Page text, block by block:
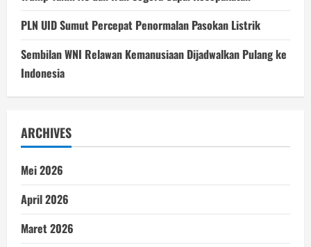
PLN UID Sumut Percepat Penormalan Pasokan Listrik
Sembilan WNI Relawan Kemanusiaan Dijadwalkan Pulang ke
Indonesia
ARCHIVES
Mei 2026
April 2026
Maret 2026